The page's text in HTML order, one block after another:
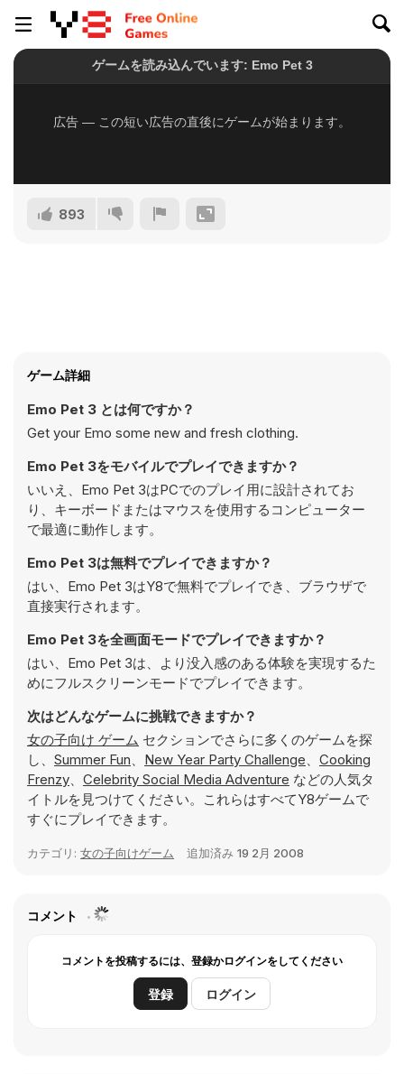
893
ゲーム詳細
Emo Pet 3 とは何ですか？
Get your Emo some new and fresh clothing.
Emo Pet 3をモバイルでプレイできますか？
いいえ、Emo Pet 3はPCでのプレイ用に設計されてお
り、キーボードまたはマウスを使用するコンピューター
で最適に動作します。
Emo Pet 3は無料でプレイできますか？
はい、Emo Pet 3はY8で無料でプレイでき、ブラウザで
直接実行されます。
Emo Pet 3を全画面モードでプレイできますか？
はい、Emo Pet 3は、より没入感のある体験を実現するた
めにフルスクリーンモードでプレイできます。
次はどんなゲームに挑戦できますか？
女の子向け ゲーム セクションでさらに多くのゲームを探
し、 Summer Fun、 New Year Party Challenge、 Cooking
Frenzy、 Celebrity Social Media Adventure などの人気タ
イトルを見つけてください。これらはすべてY8ゲームで
すぐにプレイできます。
カテゴリ: 女の子向けゲーム 追加済み 19 2月 2008
コメント
コメントを投稿するには、登録かログインをしてください
登録 ログイン